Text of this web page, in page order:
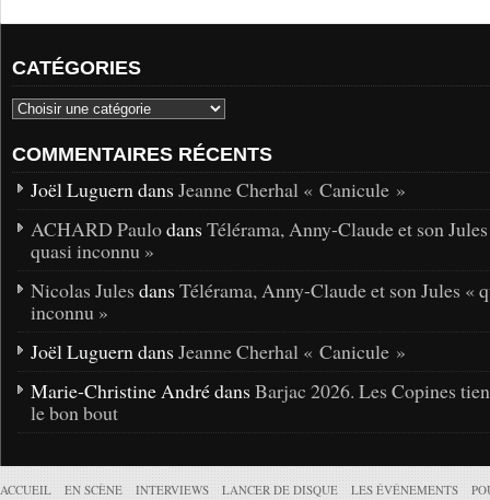
CATÉGORIES
COMMENTAIRES RÉCENTS
Joël Luguern dans Jeanne Cherhal « Canicule »
ACHARD Paulodans Télérama, Anny-Claude et son
quasi inconnu »
Nicolas Jules dans Télérama, Anny-Claude et son Jules «
inconnu »
Joël Luguern dans Jeanne Cherhal « Canicule »
Marie-Christine André dans Barjac 2026. Les Copines
le bon bout
ACCUEIL EN SCÈNE INTERVIEWS LANCER DE DISQUE LES ÉVÉNEMENTS